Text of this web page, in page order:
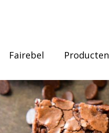
Fairebel Producten